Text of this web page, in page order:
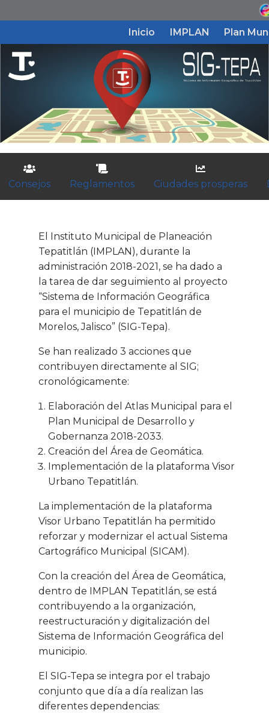
Inicio IMPLAN Plan
Inicio
IMPLAN
Plan Municipal de Desarrollo
Plan Institucional
Planes
Consejos Reglamentos Ciudades prosperas
El Instituto Municipal de Planeación
Tepatitlán (IMPLAN), durante la
administración 2018-2021, se ha dado a
la tarea de dar seguimiento al proyecto
“Sistema de Información Geográfica
para el municipio de Tepatitlán de
Morelos, Jalisco” (SIG-Tepa).
Se han realizado 3 acciones que
contribuyen directamente al SIG;
cronológicamente:
Elaboración del Atlas Municipal para el
Plan Municipal de Desarrollo y
Gobernanza 2018-2033.
Creación del Área de Geomática.
Implementación de la plataforma Visor
Urbano Tepatitlán.
La implementación de la plataforma
Visor Urbano Tepatitlán ha permitido
reforzar y modernizar el actual Sistema
Cartográfico Municipal (SICAM).
Con la creación del Área de Geomática,
dentro de IMPLAN Tepatitlán, se está
contribuyendo a la organización,
reestructuración y digitalización del
Sistema de Información Geográfica del
municipio.
El SIG-Tepa se integra por el trabajo
conjunto que día a día realizan las
diferentes dependencias: